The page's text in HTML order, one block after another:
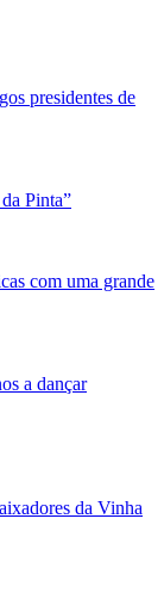
presidentes de
Pinta”
com uma grande
a dançar
da Vinha